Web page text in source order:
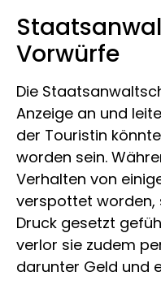
Vorwürfe
Die
Anzeige an und
der Touristin
worden sein.
Verhalten von
verspottet worden,
Druck gesetzt
verlor sie zudem
darunter Geld und